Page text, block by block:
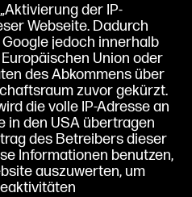
der IP-
Webseite. Dadurch
jedoch innerhalb
Union oder
des Abkommens über
zuvor gekürzt.
die volle IP-Adresse an
in den USA übertragen
des Betreibers dieser
Informationen benutzen,
auszuwerten, um